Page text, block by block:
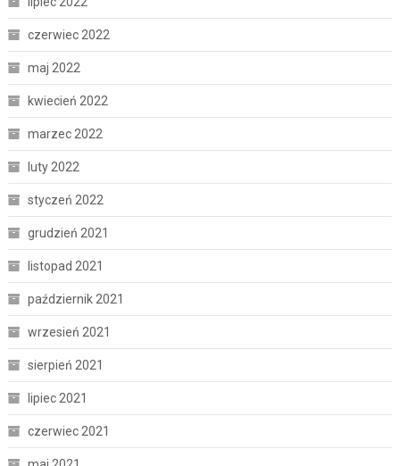
czerwiec 2022
maj 2022
kwiecień 2022
marzec 2022
luty 2022
styczeń 2022
grudzień 2021
listopad 2021
październik 2021
wrzesień 2021
sierpień 2021
lipiec 2021
czerwiec 2021